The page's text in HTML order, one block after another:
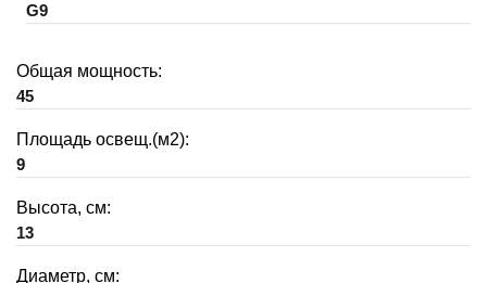
G9
Общая мощность:
45
Площадь освещ.(м2):
9
Высота, см:
13
Диаметр, см: